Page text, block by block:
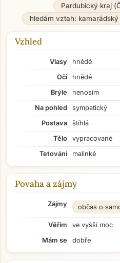
Pardubický kraj
hledám vztah: kamarádský
Vzhled
Vlasy
hnědé
Oči
hnědé
Brýle
nenosím
Na pohled
sympatický
Postava
štíhlá
Tělo
vypracované
Tetování
malinké
Povaha a zájmy
Zájmy občas o
Věřím
ve vyšší moc
Mám se
dobře